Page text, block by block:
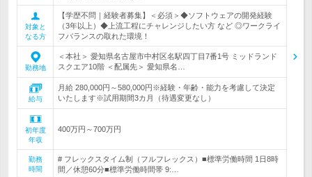
対象と
なる方
【学歴不問｜経験者募集】＜必須＞◆ソフトウェアの開発経験
（3年以上）◆上流工程にチャレンジしたい方 など ◎ワークライ
フバランスの取れた環境！
勤務地
＜本社＞ 愛知県名古屋市中村区名駅四丁目7番1号 ミッドランド
スクエア10階 ＜配属先＞ 愛知県名…
給与
月給 280,000円～580,000円※経験・年齢・能力を考慮して決定
いたします※試用期間3カ月（待遇変更なし）
初年度
年収
400万円～700万円
勤務
時間
# フレックスタイム制（フルフレックス）■標準労働時間 1日8時
間／休憩60分■標準労働時間帯 9:…